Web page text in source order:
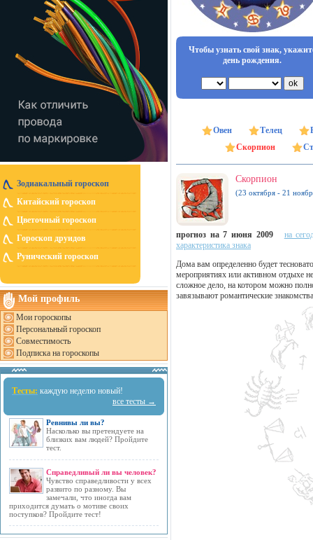
Зодиакальный гороскоп
Китайский гороскоп
Цветочный гороскоп
Гороскоп друидов
Рунический гороскоп
Мой профиль
Мои гороскопы
Персональный гороскоп
Совместимость
Подписка на гороскопы
Тесты: каждую неделю новый!
все тесты →
Ревнивы ли вы?
Насколько вы претендуете на
близких вам людей? Пройдите
тест.
Справедливый ли вы человек?
Чувство справедливости у всех
развито по разному. Вы
замечали, что иногда вам
приходится думать о мотиве своих
поступков? Пройдите тест!
Чтобы узнать свой знак,
день рождения.
Овен Телец
Скорпион
Скорпион
(23 октября - 21
прогноз на 7 июня 2009
на
характеристика знака
Дома вам определенно будет
мероприятиях или активном отдыхе
сложное дело, на котором можно
завязывают романтические